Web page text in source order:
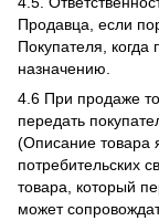
Продавца, если
Покупателя, когда
назначению.
4.6 При продаже
передать
(Описание товара
потребительских
товара, который
может